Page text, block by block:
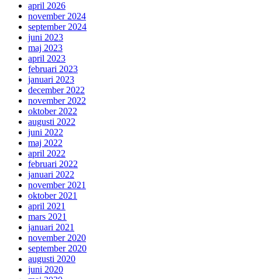
april 2026
november 2024
september 2024
juni 2023
maj 2023
april 2023
februari 2023
januari 2023
december 2022
november 2022
oktober 2022
augusti 2022
juni 2022
maj 2022
april 2022
februari 2022
januari 2022
november 2021
oktober 2021
april 2021
mars 2021
januari 2021
november 2020
september 2020
augusti 2020
juni 2020